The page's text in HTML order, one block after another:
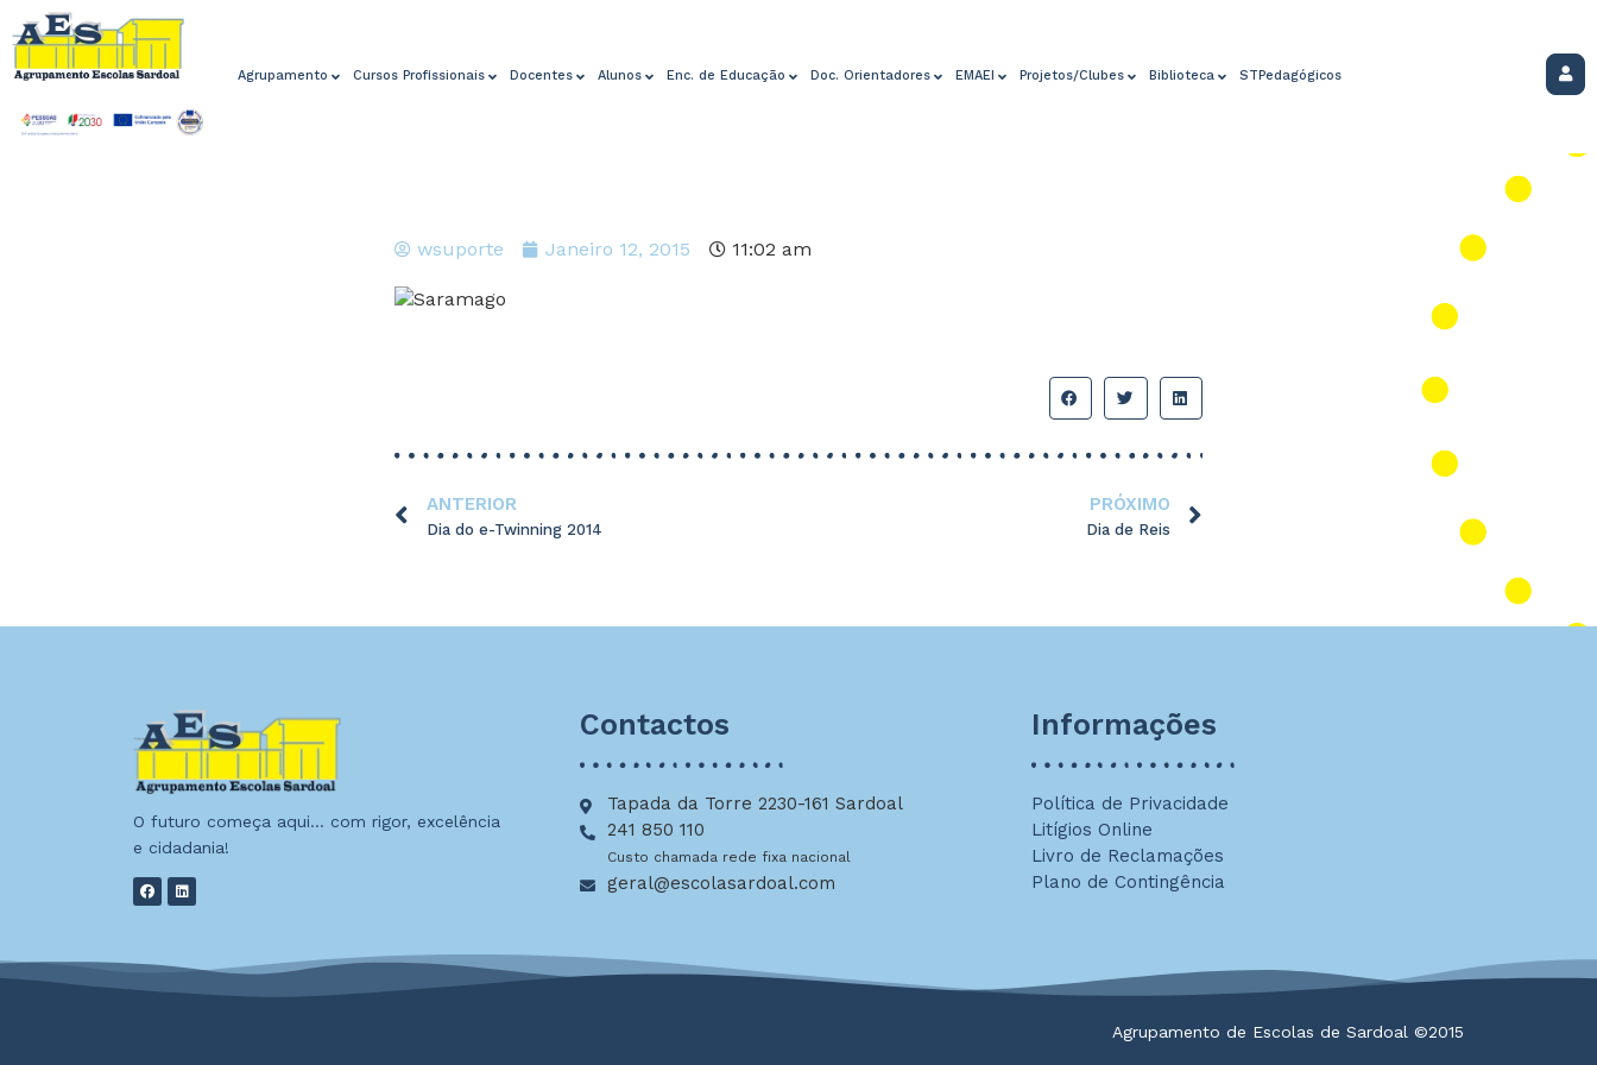
Agrupamento Cursos Profissionais Docentes Alunos Enc. de Educação Doc. Orientadores EMAEI Projetos/Clubes Biblioteca STPedagógicos
wsuporte Janeiro 12, 2015 11:02 am
ANTERIOR
Dia do e-Twinning 2014
PRÓXIMO
Dia de Reis
O futuro começa aqui… com rigor, excelência
e cidadania!
Contactos
Tapada da Torre 2230-161 Sardoal
241 850 110
Custo chamada rede fixa nacional
geral@escolasardoal.com
Informações
Política de Privacidade
Litígios Online
Livro de Reclamações
Plano de Contingência
Agrupamento de Escolas de Sardoal ©2015